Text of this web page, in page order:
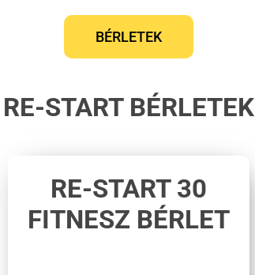
BÉRLETEK
RE-START BÉRLETEK
RE-START 30
FITNESZ BÉRLET